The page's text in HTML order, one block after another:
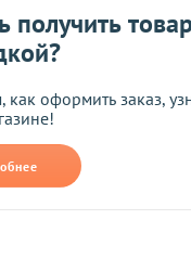
обработку моих
размером не более 10 мб
получить
как оформить заказ,